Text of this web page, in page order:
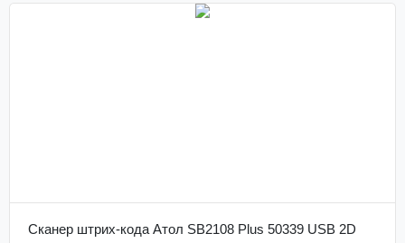
Сканер штрих-кода Атол SB2108 Plus 50339 USB 2D